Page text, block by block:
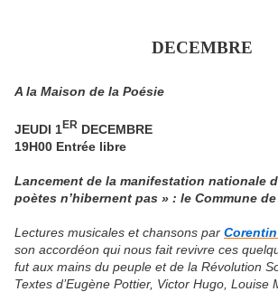
DECEMBRE
A la Maison de la Poésie
JEUDI 1ER DECEMBRE
19H00 Entrée libre
Lancement de la manifestation nationale
poètes n’hibernent pas » : le Commune
Lectures musicales et chansons par
son accordéon qui nous fait revivre ces
fut aux mains du peuple et de la Révolution
Textes d’Eugène Pottier, Victor Hugo, Louise